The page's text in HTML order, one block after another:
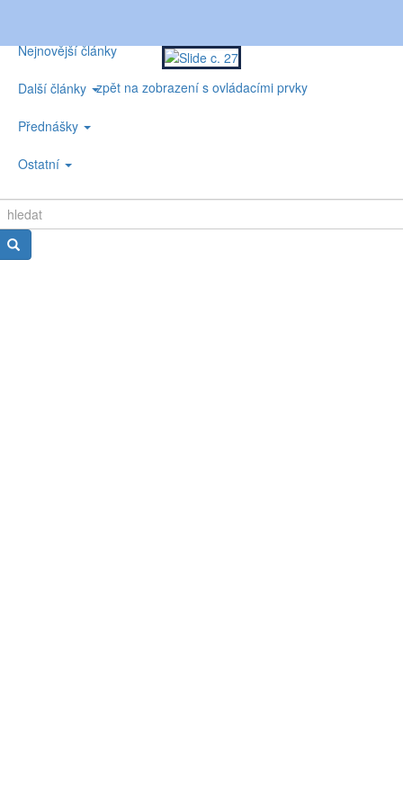
Nejnovější články
Další články
Přednášky
Ostatní
zpět na zobrazení s ovládacími prvky